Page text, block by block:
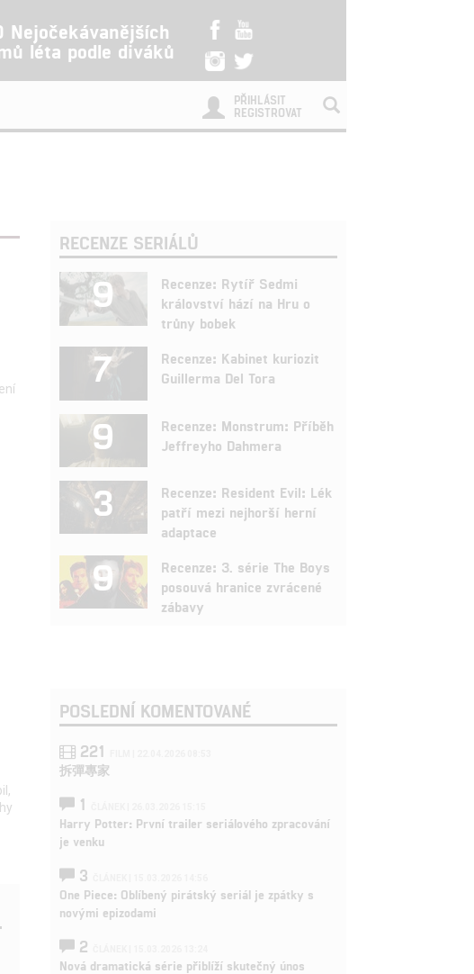
Nejočekávanějších
léta podle diváků
PŘIHLÁSIT
REGISTROVAT
RECENZE SERIÁLŮ
9
Recenze: Rytíř Sedmi
království hází na Hru o
trůny bobek
7
Recenze: Kabinet kuriozit
Guillerma Del Tora
9
Recenze: Monstrum: Příběh
Jeffreyho Dahmera
3
Recenze: Resident Evil: Lék
patří mezi nejhorší herní
adaptace
9
Recenze: 3. série The Boys
posouvá hranice zvrácené
zábavy
POSLEDNÍ KOMENTOVANÉ
221
拆彈專家
1
Harry Potter: První trailer seriálového zpracování
je venku
3
One Piece: Oblíbený pirátský seriál je zpátky s
novými epizodami
2
Nová dramatická série přiblíží skutečný únos